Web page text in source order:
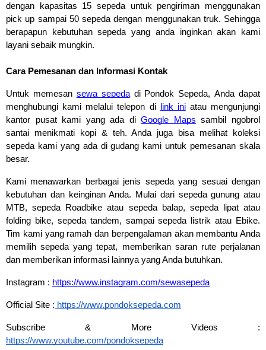
dengan kapasitas 15 sepeda untuk pengiriman menggunakan
pick up sampai 50 sepeda dengan menggunakan truk. Sehingga
berapapun kebutuhan sepeda yang anda inginkan akan kami
layani sebaik mungkin.
Cara Pemesanan dan Informasi Kontak
Untuk memesan sewa sepeda di Pondok Sepeda, Anda dapat
menghubungi kami melalui telepon di
link ini atau mengunjungi
kantor pusat kami yang ada di Google Maps sambil ngobrol
santai menikmati kopi & teh. Anda juga bisa melihat koleksi
sepeda kami yang ada di gudang kami untuk pemesanan skala
besar.
Kami menawarkan berbagai jenis sepeda yang sesuai dengan
kebutuhan dan keinginan Anda. Mulai dari sepeda gunung atau
MTB, sepeda Roadbike atau sepeda balap, sepeda lipat atau
folding bike, sepeda tandem, sampai sepeda listrik atau Ebike.
Tim kami yang ramah dan berpengalaman akan membantu Anda
memilih sepeda yang tepat, memberikan saran rute perjalanan
dan memberikan informasi lainnya yang Anda butuhkan.
Instagram : https://www.instagram.com/sewasepeda
Official Site : https://www.pondoksepeda.com
Subscribe
https://www.youtube.com/pondoksepeda